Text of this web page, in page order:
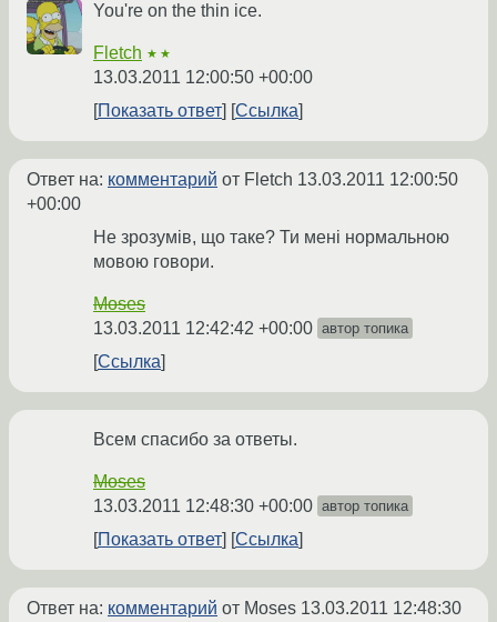
You're on the thin ice.
Fletch ★★
13.03.2011 12:00:50 +00:00
Показать ответ
Ссылка
Ответ на: комментарий от Fletch 13.03.2011 12:00:50
+00:00
Не зрозумів, що таке? Ти мені нормальною
мовою говори.
Moses
13.03.2011 12:42:42 +00:00 автор топика
Ссылка
Всем спасибо за ответы.
Moses
13.03.2011 12:48:30 +00:00 автор топика
Показать ответ Ссылка
Ответ на: комментарий от Moses 13.03.2011 12:48:30